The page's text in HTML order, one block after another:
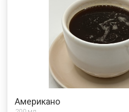
Американо